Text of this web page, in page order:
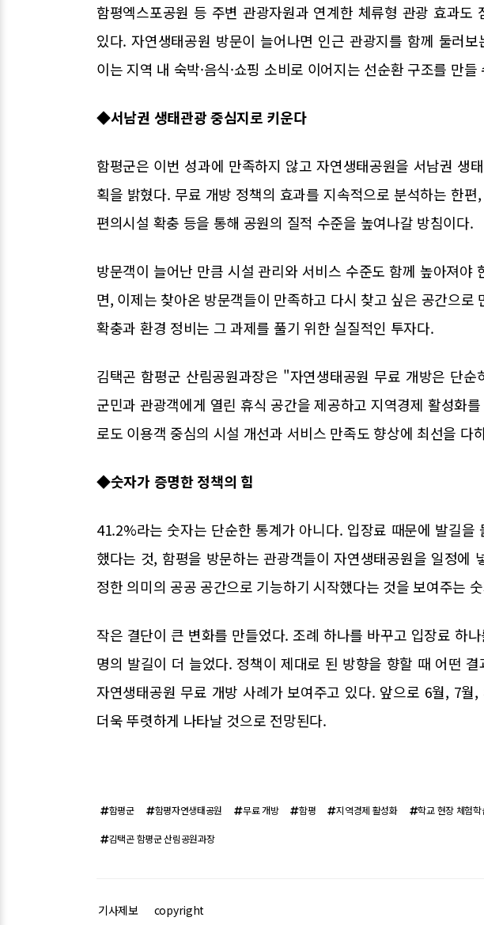
함평엑스포공원 등 주변 관광자원과 연계한 체류형 관광 효과도
있다. 자연생태공원 방문이 늘어나면 인근 관광지를 함께 둘러
이는 지역 내 숙박·음식·쇼핑 소비로 이어지는 선순환 구조를 만들
◆서남권 생태관광 중심지로 키운다
함평군은 이번 성과에 만족하지 않고 자연생태공원을 서남권 생
획을 밝혔다. 무료 개방 정책의 효과를 지속적으로 분석하는 한
편의시설 확충 등을 통해 공원의 질적 수준을 높여나갈 방침이다.
방문객이 늘어난 만큼 시설 관리와 서비스 수준도 함께 높아져야
면, 이제는 찾아온 방문객들이 만족하고 다시 찾고 싶은 공간으로
확충과 환경 정비는 그 과제를 풀기 위한 실질적인 투자다.
김택곤 함평군 산림공원과장은 "자연생태공원 무료 개방은 단순
군민과 관광객에게 열린 휴식 공간을 제공하고 지역경제 활성화
로도 이용객 중심의 시설 개선과 서비스 만족도 향상에 최선을 다
◆숫자가 증명한 정책의 힘
41.2%라는 숫자는 단순한 통계가 아니다. 입장료 때문에 발길을
했다는 것, 함평을 방문하는 관광객들이 자연생태공원을 일정에
정한 의미의 공공 공간으로 기능하기 시작했다는 것을 보여주는
작은 결단이 큰 변화를 만들었다. 조례 하나를 바꾸고 입장료 하
명의 발길이 더 늘었다. 정책이 제대로 된 방향을 향할 때 어떤
자연생태공원 무료 개방 사례가 보여주고 있다. 앞으로 6월, 7월
더욱 뚜렷하게 나타날 것으로 전망된다.
함평군 함평자연생태공원 무료 개방 함평 지역경제 활성화 학교 현장 체험학
김택곤 함평군 산림공원과장
기사제보 copyright